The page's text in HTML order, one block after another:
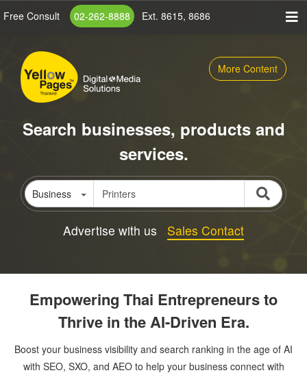
content
Free Consult 02-262-8888 Ext. 8615, 8686
More Content
Search businesses, products and
services.
Business
Advertise with us Sales Contact
Empowering Thai Entrepreneurs to
Thrive in the AI-Driven Era.
Boost your business visibility and search ranking in the age of AI
with SEO, SXO, and AEO to help your business connect with